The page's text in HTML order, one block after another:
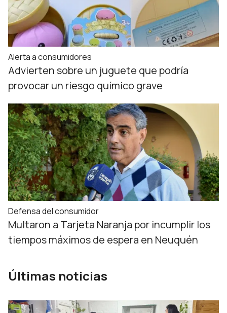
Alerta a consumidores
Advierten sobre un juguete que podría
provocar un riesgo químico grave
Defensa del consumidor
Multaron a Tarjeta Naranja por incumplir los
tiempos máximos de espera en Neuquén
Últimas noticias